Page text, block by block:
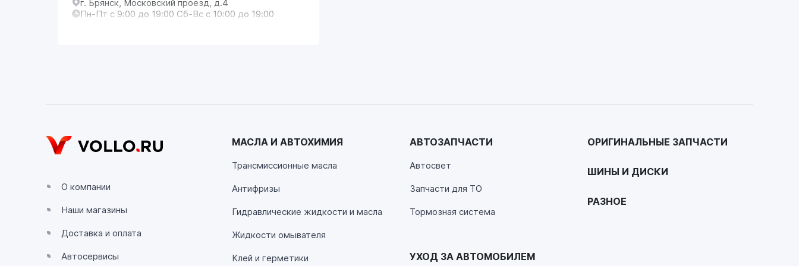
г. Брянск, Московский проезд, д.4
Пн-Пт с 9:00 до 19:00 Сб-Вс с 10:00 до 19:00
Пн-Пт с 9:00 до 19:00 Сб-Вс с 10:00 до 19:00
Пн-Пт с 9:00 до 19:00 Сб-Вс с 10:00 до 19:00
г. Рязань, улица Островского, д.109/2
О компании
Наши магазины
Доставка и оплата
Автосервисы
МАСЛА И АВТОХИМИЯ
Трансмиссионные масла
Антифризы
Гидравлические жидкости и масла
Жидкости омывателя
Клей и герметики
АВТОЗАПЧАСТИ
Автосвет
Запчасти для ТО
Тормозная система
УХОД ЗА АВТОМОБИЛЕМ
ОРИГИНАЛЬНЫЕ ЗАПЧАСТИ
ШИНЫ И ДИСКИ
РАЗНОЕ